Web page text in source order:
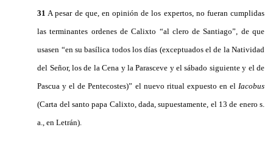
31 A pesar de que, en opinión de los expertos, no fueran cumplidas
las terminantes ordenes de Calixto “al clero de Santiago”, de que
usasen “en su basílica todos los días (exceptuados el de la Natividad
del Señor, los de la Cena y la Parasceve y el sábado siguiente y el de
Pascua y el de Pentecostes)” el nuevo ritual expuesto en el Iacobus
(Carta del santo papa Calixto, dada, supuestamente, el 13 de enero s.
a., en Letrán).